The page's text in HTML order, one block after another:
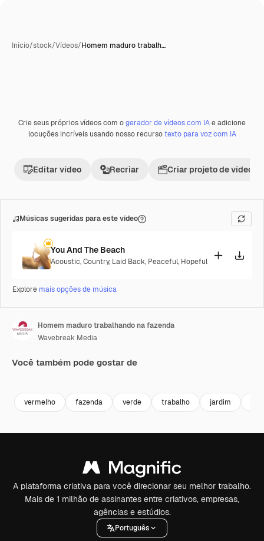
Início/stock/Vídeos/Homem maduro trabalh…
Premium
Crie seus próprios vídeos com ogerador de vídeos com IAe adicione
locuções incríveis usando nosso recursotexto para voz com IA
Editar vídeo Recriar Criar projeto de vídeo
Músicas sugeridas para este vídeo
You And The Beach
Acoustic,Country, Laid Back, Peaceful, Hopeful
Explore mais opções de música
Homem maduro trabalhando na fazenda
Wavebreak Media
Você também pode gostar de
vermelho fazenda verde trabalho jardim
A plataforma criativa para você direcionar seu melhor trabalho.
Mais de 1 milhão de assinantes entre criativos, empresas,
agências e estúdios.
Português